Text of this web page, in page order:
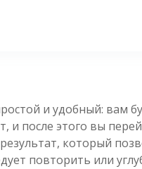
и удобный: вам
после этого вы
который
повторить или